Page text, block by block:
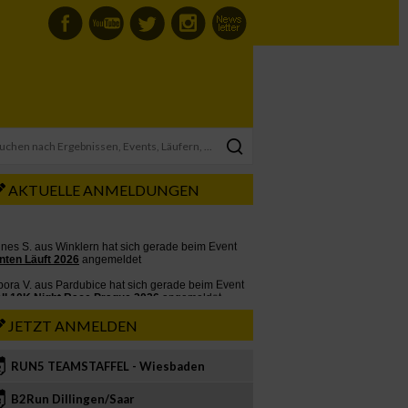
AKTUELLE ANMELDUNGEN
JETZT ANMELDEN
RUN5 TEAMSTAFFEL - Wiesbaden
B2Run Dillingen/Saar